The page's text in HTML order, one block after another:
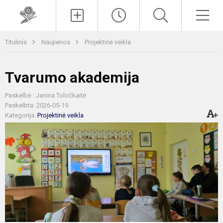
Titulinis Naujienos Projektinė veikla
Tvarumo akademija
Paskelbė : Janina Toločkaitė
Paskelbta: 2026-05-19
Kategorija: Projektinė veikla